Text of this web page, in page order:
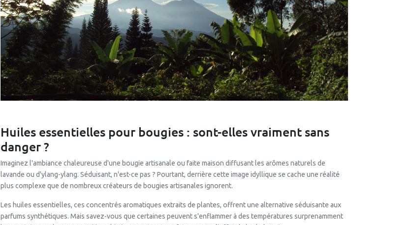
Huiles essentielles pour bougies : sont-elles vraiment sans
danger ?
Imaginez l'ambiance chaleureuse d'une bougie artisanale ou faite maison diffusant les arômes naturels de
lavande ou d'ylang-ylang. Séduisant, n'est-ce pas ? Pourtant, derrière cette image idyllique se cache une réalité
plus complexe que de nombreux créateurs de bougies artisanales ignorent.
Les huiles essentielles, ces concentrés aromatiques extraits de plantes, offrent une alternative séduisante aux
parfums synthétiques. Mais savez-vous que certaines peuvent s'enflammer à des températures surprenamment